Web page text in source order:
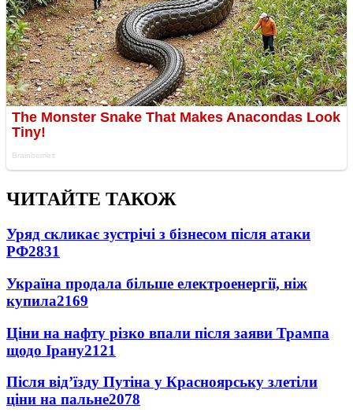
ЧИТАЙТЕ ТАКОЖ
Уряд скликає зустрічі з бізнесом після атаки
РФ2831
Україна продала більше електроенергії, ніж
купила2169
Ціни на нафту різко впали після заяви Трампа
щодо Ірану2121
Після від’їзду Путіна у Красноярську злетіли
ціни на пальне2078